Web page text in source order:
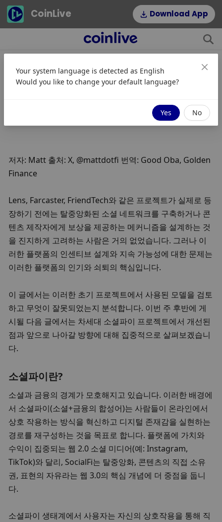
CoinLive Download App
소셜파이의 문제점은 무엇인가요?
따르다
저자: Matt 출처: X, @mattdotfi 번역: Good Oba, Golden
Finance
Lens, Farcaster, FriendTech와 같은 프로젝트가 실제로 등
장하기 전에는 탈중앙화된 소셜 네트워크를 구축하거나 콘
텐츠 제작자에게 보상을 제공하는 메커니즘을 설계하는 것
을 진지하게 고려하는 사람은 거의 없었습니다. 그러나 이
러한 플랫폼의 인센티브 설계와 지속 가능성에 대한 문제는
이러한 플랫폼의 인기와 쇠퇴의 핵심입니다.
이 글에서는 이러한 초기 프로젝트에서 사용된 모델을 검토
하고 무엇이 잘못되었는지 분석합니다. 이번 주 후반에 게
시될 다음 글에서는 차세대 소셜파이 프로젝트에서 개선된
점과 앞으로 나아갈 방향에 대해 집중적으로 살펴보겠습니
다.
소셜파이란?
소셜과 금융의 경계가 모호해지고 있습니다. 이러한 배경에
서 소셜파이(소셜+금융의 합성어)는 사람들이 온라인에서
상호 작용하는 방식을 혁신하고 디지털 존재감을 실현하는
경로를 재구성하는 것을 목표로 합니다. 플랫폼에 가치와
수익이 집중되는 웹 2.0 소셜 미디어(예: Instagram,
TikTok)와 달리, SocialFi는 탈중앙화, 콘텐츠의 직접 소유
권, 표현의 자유라는 웹 3.0의 핵심 개념에 더 중점을 둡니
다.
소셜파이 생태계에서 사용자는 자신의 상호작용을 통해 직
Your system language is detected as English
Would you like to change your default language?
Yes No